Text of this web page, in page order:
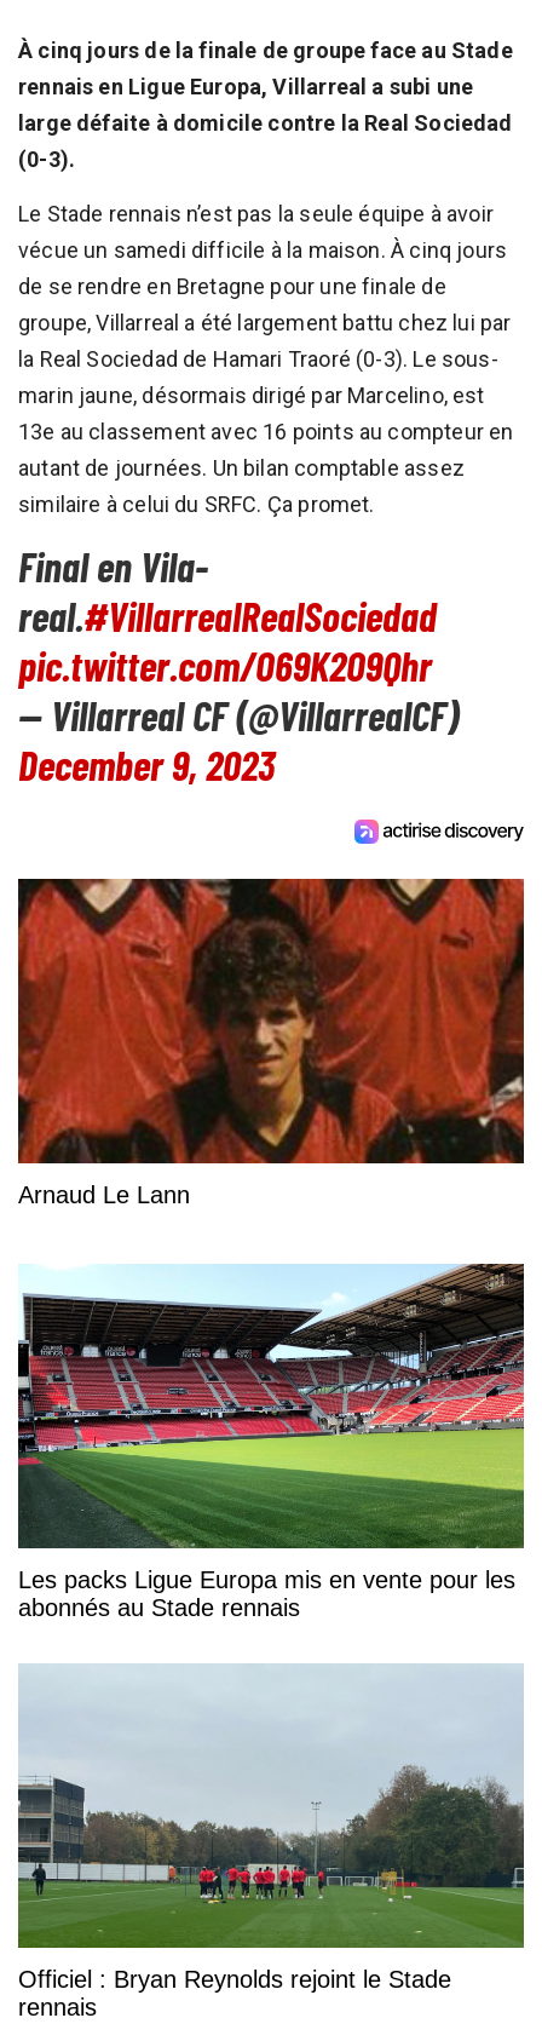
À cinq jours de la finale de groupe face au Stade
rennais en Ligue Europa, Villarreal a subi une
large défaite à domicile contre la Real Sociedad
(0-3).
Le Stade rennais n’est pas la seule équipe à avoir
vécue un samedi difficile à la maison. À cinq jours
de se rendre en Bretagne pour une finale de
groupe, Villarreal a été largement battu chez lui par
la Real Sociedad de Hamari Traoré (0-3). Le sous-
marin jaune, désormais dirigé par Marcelino, est
13e au classement avec 16 points au compteur en
autant de journées. Un bilan comptable assez
similaire à celui du SRFC. Ça promet.
Final en Vila-
real.#VillarrealRealSociedad
pic.twitter.com/O69K2O9Qhr
— Villarreal CF (@VillarrealCF)
December 9, 2023
Arnaud Le Lann
Les packs Ligue Europa mis en vente pour les
abonnés au Stade rennais
Officiel : Bryan Reynolds rejoint le Stade
rennais